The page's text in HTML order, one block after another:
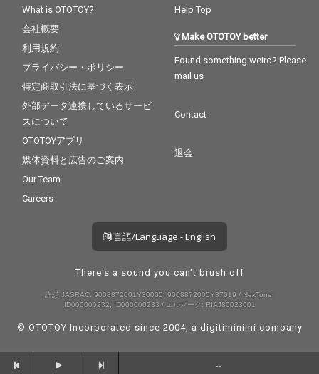
What is OTOTOY?
会社概要
利用規約
プライバシー・ポリシー
特定商取引法に基づく表示
外部データ連携しているサービ
スについて
OTOTOYアプリ
媒体資料と広告のご案内
Our Team
Careers
Help Top
Make OTOTOY better
Found something weird? Please
mail us
Contact
退会
言語/Language - English
There's a sound you can't brush off
許諾 JASRAC: 9008872001Y30005, 9008872005Y37019 / NexTone:
ID000000232, ID000000233 / エルマーク: RIAJ80023001
© OTOTOY Incorporated since 2004, a digitiminimi company
--